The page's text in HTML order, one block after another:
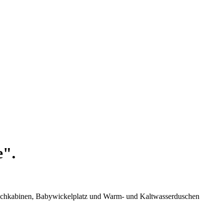
Babywickelplatz und Warm- und Kaltwasserduschen